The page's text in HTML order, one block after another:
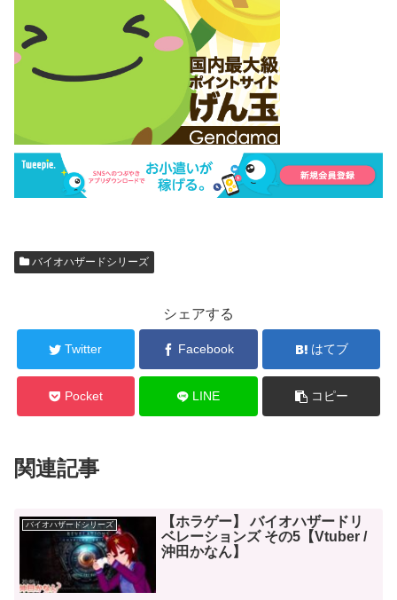
バイオハザードシリーズ
シェアする
Twitter Facebook はてブ
Pocket LINE コピー
関連記事
バイオハザードシリーズ
【ホラゲー】 バイオハザードリ
ベレーションズ その5【Vtuber /
沖田かなん】